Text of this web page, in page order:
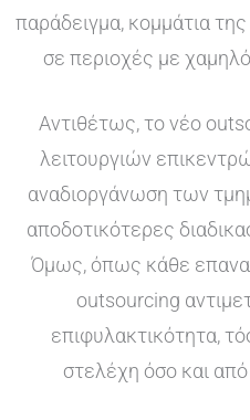
παράδειγμα, κομμάτια
σε περιοχές με
Αντιθέτως, το νέο
λειτουργιών
αναδιοργάνωση των
αποδοτικότερες
Όμως, όπως κάθε
outsourcing
επιφυλακτικότητα,
στελέχη όσο και